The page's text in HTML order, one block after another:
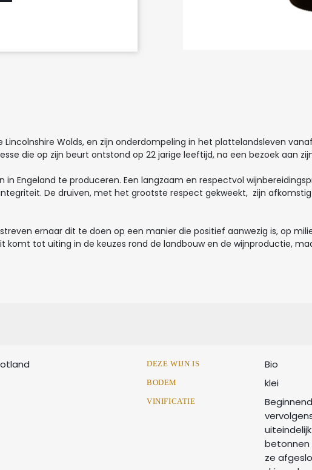
Lincolnshire Wolds, en zijn onderdompeling in het plattelandsleven
die op zijn beurt ontstond op 22 jarige leeftijd, na een bezoek aan
Engeland te produceren. Een langzaam en respectvol
De druiven, met het grootste respect gekweekt, zijn
ernaar dit te doen op een manier die positief aanwezig is, op
tot uiting in de keuzes rond de landbouw en de wijnproductie,
DEZE WIJN IS Bio
BODEM klei
VINIFICATIE
betonnen
ze